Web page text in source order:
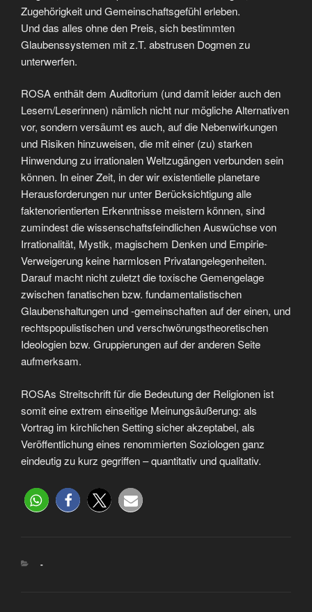
Zugehörigkeit und Gemeinschaftsgefühl erleben.
Und das alles ohne den Preis, sich bestimmten
Glaubenssystemen mit z.T. abstrusen Dogmen zu
unterwerfen.
ROSA enthält dem Auditorium (und damit leider auch den
Lesern/Leserinnen) nämlich nicht nur mögliche Alternativen
vor, sondern versäumt es auch, auf die Nebenwirkungen
und Risiken hinzuweisen, die mit einer (zu) starken
Hinwendung zu irrationalen Weltzugängen verbunden sein
können. In einer Zeit, in der wir existentielle planetare
Herausforderungen nur unter Berücksichtigung alle
faktenorientierten Erkenntnisse meistern können, sind
zumindest die wissenschaftsfeindlichen Auswüchse von
Irrationalität, Mystik, magischem Denken und Empirie-
Verweigerung keine harmlosen Privatangelegenheiten.
Darauf macht nicht zuletzt die toxische Gemengelage
zwischen fanatischen bzw. fundamentalistischen
Glaubenshaltungen und -gemeinschaften auf der einen, und
rechtspopulistischen und verschwörungstheoretischen
Ideologien bzw. Gruppierungen auf der anderen Seite
aufmerksam.
ROSAs Streitschrift für die Bedeutung der Religionen ist
somit eine extrem einseitige Meinungsäußerung: als
Vortrag im kirchlichen Setting sicher akzeptabel, als
Veröffentlichung eines renommierten Soziologen ganz
eindeutig zu kurz gegriffen – quantitativ und qualitativ.
-